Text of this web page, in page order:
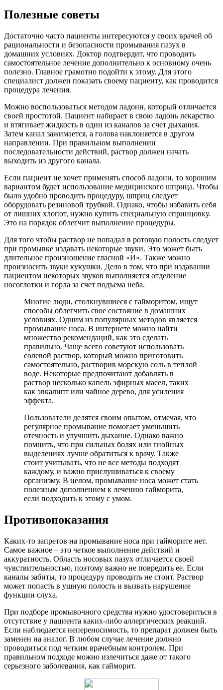
Полезные советы
Достаточно часто пациенты интересуются у своих врачей об
рациональности и безопасности промывания пазух в
домашних условиях. Доктор подтвердит, что проводить
самостоятельное лечение дополнительно к основному очень
полезно. Главное грамотно подойти к этому. Для этого
специалист должен показать своему пациенту, как проводится
процедура лечения.
Можно воспользоваться методом ладони, который отличается
своей простотой. Пациент набирает в свою ладонь лекарство
и втягивает жидкость в один из каналов за счет дыхания.
Затем канал зажимается, а голова наклоняется в другом
направлении. При правильном выполнении
последовательности действий, раствор должен начать
выходить из другого канала.
Если пациент не хочет применять способ ладони, то хорошим
вариантом будет использование медицинского шприца. Чтобы
было удобно проводить процедуру, шприц следует
оборудовать резиновой трубкой. Однако, чтобы избавить себя
от лишних хлопот, нужно купить специальную спринцовку.
Это на порядок облегчит выполнение процедуры.
Для того чтобы раствор не попадал в ротовую полость следует
при промывке издавать некоторые звуки. Это может быть
длительное произношение гласной «И». Также можно
произносить звуки кукушки. Дело в том, что при издавании
пациентом некоторых звуков выполняется отделение
носоглотки и горла за счет подъема неба.
Многие люди, столкнувшиеся с гайморитом, ищут
способы облегчить свое состояние в домашних
условиях. Одним из популярных методов является
промывание носа. В интернете можно найти
множество рекомендаций, как это сделать
правильно. Чаще всего советуют использовать
солевой раствор, который можно приготовить
самостоятельно, растворив морскую соль в теплой
воде. Некоторые предпочитают добавлять в
раствор несколько капель эфирных масел, таких
как эвкалипт или чайное дерево, для усиления
эффекта.
Пользователи делятся своим опытом, отмечая, что
регулярное промывание помогает уменьшить
отечность и улучшить дыхание. Однако важно
помнить, что при сильных болях или гнойных
выделениях лучше обратиться к врачу. Также
стоит учитывать, что не все методы подходят
каждому, и важно прислушиваться к своему
организму. В целом, промывание носа может стать
полезным дополнением к лечению гайморита,
если подходить к этому с умом.
Противопоказания
Каких-то запретов на промывание носа при гайморите нет.
Самое важное – это четкое выполнение действий и
аккуратность. Область носовых пазух отличается своей
чувствительностью, поэтому важно не повредить ее. Если
каналы забиты, то процедуру проводить не стоит. Раствор
может попасть в ушную полость и вызвать нарушение
функции слуха.
При подборе промывочного средства нужно удостовериться в
отсутствие у пациента каких-либо аллергических реакций.
Если наблюдается непереносимость, то препарат должен быть
заменен на аналог. В любом случае лечение должно
проводиться под четким врачебным контролем. При
правильном подходе можно излечиться даже от такого
серьезного заболевания, как гайморит.